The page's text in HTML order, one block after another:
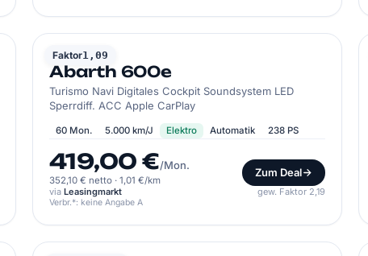
Faktor1,09
ABARTH
Abarth 600e
Turismo Navi Digitales Cockpit Soundsystem LED
Sperrdiff. ACC Apple CarPlay
60 Mon. 5.000 km/J Elektro Automatik 238 PS
419,00 €/Mon.
352,10 € netto · 1,01 €/km
Zum Deal
via Leasingmarkt gew. Faktor 2,19
Verbr.*: keine Angabe A